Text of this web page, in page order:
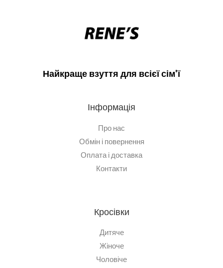
Найкраще взуття для всієї сім'ї
Інформація
Про нас
Обмін і повернення
Оплата і доставка
Контакти
Кросівки
Дитяче
Жіноче
Чоловіче